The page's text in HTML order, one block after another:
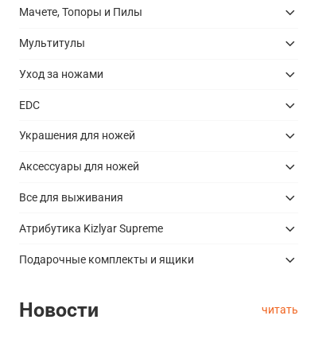
Мачете, Топоры и Пилы
Мультитулы
Уход за ножами
EDC
Украшения для ножей
Аксессуары для ножей
Все для выживания
Атрибутика Kizlyar Supreme
Подарочные комплекты и ящики
Новости читать